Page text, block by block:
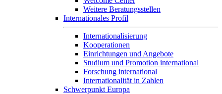
Weitere Beratungsstellen
Internationales Profil
Internationalisierung
Kooperationen
Einrichtungen und Angebote
Studium und Promotion international
Forschung international
Internationalität in Zahlen
Schwerpunkt Europa